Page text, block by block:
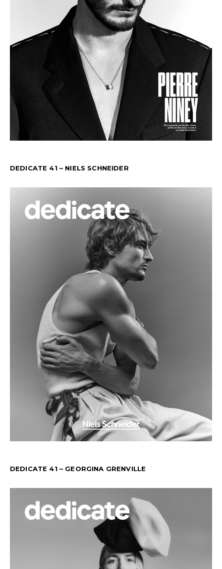
DEDICATE 41 – NIELS SCHNEIDER
DEDICATE 41 – GEORGINA GRENVILLE